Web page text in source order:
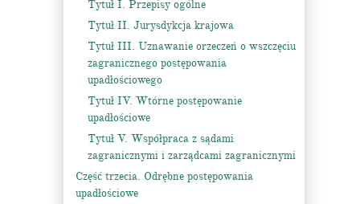
Tytuł I. Przepisy ogólne
Tytuł II. Jurysdykcja krajowa
Tytuł III. Uznawanie orzeczeń o wszczęciu
zagranicznego postępowania
upadłościowego
Tytuł IV. Wtórne postępowanie
upadłościowe
Tytuł V. Współpraca z sądami
zagranicznymi i zarządcami zagranicznymi
Część trzecia. Odrębne postępowania
upadłościowe